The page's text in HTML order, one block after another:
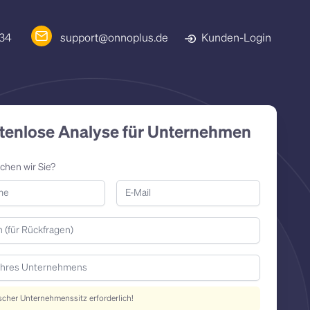
support@onnoplus.de Kunden-Login
Analyse für Unternehmen
wir Sie?
Unternehmenssitz erforderlich!